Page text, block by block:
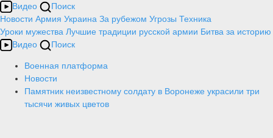
Видео
Поиск
Новости Армия Украина За рубежом Угрозы Техника
Уроки мужества Лучшие традиции русской армии Битва за историю
Видео
Поиск
Военная платформа
Новости
Памятник неизвестному солдату в Воронеже украсили три
тысячи живых цветов